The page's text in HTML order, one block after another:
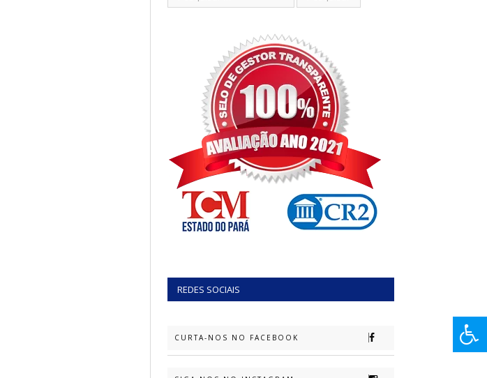
REDES SOCIAIS
CURTA-NOS NO FACEBOOK